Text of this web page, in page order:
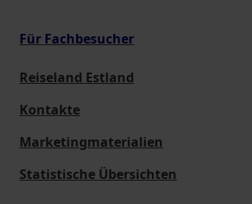
Für Fachbesucher
Reiseland Estland
Kontakte
Marketingmaterialien
Statistische Übersichten